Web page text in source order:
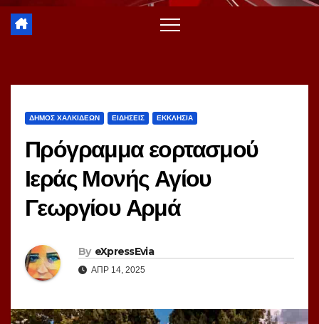
ΔΗΜΟΣ ΧΑΛΚΙΔΕΩΝ ΕΙΔΗΣΕΙΣ ΕΚΚΛΗΣΙΑ
Πρόγραμμα εορτασμού
Ιεράς Μονής Αγίου
Γεωργίου Αρμά
By eXpressEvia
ΑΠΡ 14, 2025